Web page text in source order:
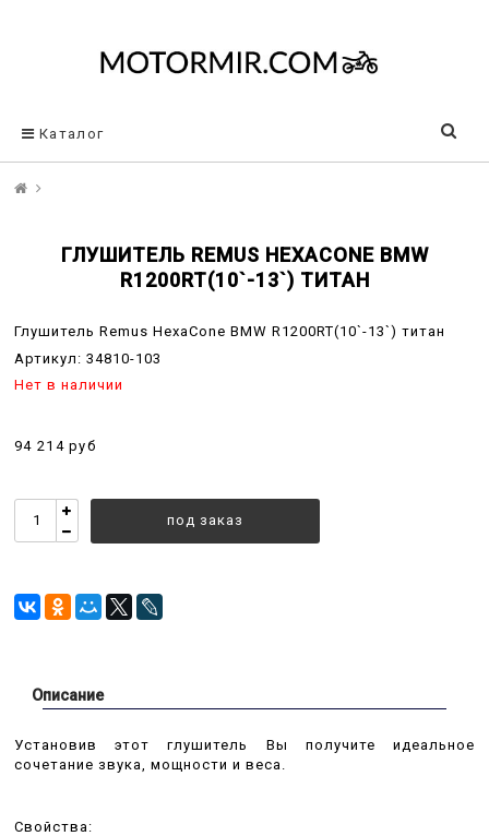
Каталог
ГЛУШИТЕЛЬ REMUS HEXACONE BMW
R1200RT(10`-13`) ТИТАН
Глушитель Remus HexaCone BMW R1200RT(10`-13`) титан
Артикул: 34810-103
Нет в наличии
94 214 руб
под заказ
Описание
Установив этот глушитель Вы получите идеальное
сочетание звука, мощности и веса.
Свойства: